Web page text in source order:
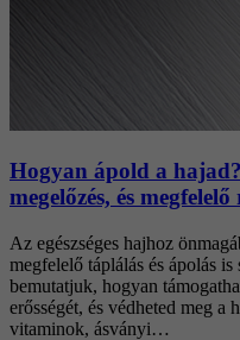
Hogyan ápold a
megelőzés, és
Az egészséges hajhoz
megfelelő táplálás és ápolás
bemutatjuk, hogyan
erősségét, és védheted meg a
vitaminok, ásványi…